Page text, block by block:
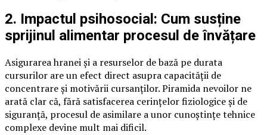
2. Impactul psihosocial: Cum susține
sprijinul alimentar procesul de învățare
Asigurarea hranei și a resurselor de bază pe durata
cursurilor are un efect direct asupra capacității de
concentrare și motivării cursanților. Piramida nevoilor ne
arată clar că, fără satisfacerea cerințelor fiziologice și de
siguranță, procesul de asimilare a unor cunoștințe tehnice
complexe devine mult mai dificil.